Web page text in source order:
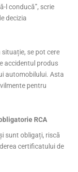
l conducă”, scrie
decizia
situație, se pot cere
accidentul produs
automobilului. Asta
pentru
RCA
sunt obligați, riscă
certificatului de